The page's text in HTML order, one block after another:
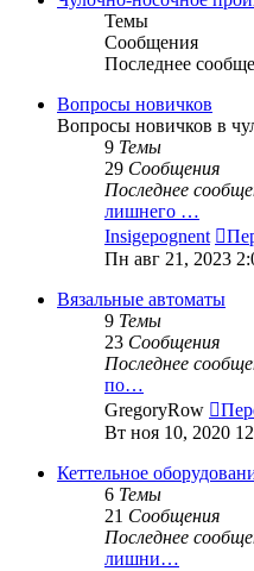
Темы
Сообщения
Последнее
Вопросы новичков
Вопросы новичков в
9 Темы
29 Сообщения
Последнее
лишнего …
Insigepognent
Пн авг 21, 2023
Вязальные автоматы
9 Темы
23 Сообщения
Последнее
по…
GregoryRow
Вт ноя 10, 2020
Кеттельное
6 Темы
21 Сообщения
Последнее
лишни…